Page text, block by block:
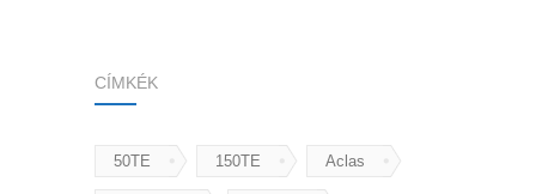
CÍMKÉK
50TE 150TE Aclas